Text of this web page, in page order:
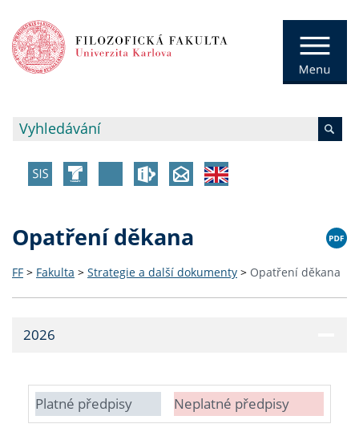
Opatření děkana
FF > Fakulta > Strategie a další dokumenty > Opatření děkana
2026
Platné předpisy Neplatné předpisy